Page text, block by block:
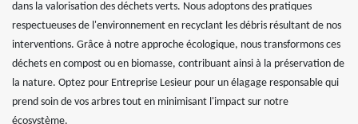
dans la valorisation des déchets verts. Nous adoptons des pratiques
respectueuses de l'environnement en recyclant les débris résultant de nos
interventions. Grâce à notre approche écologique, nous transformons ces
déchets en compost ou en biomasse, contribuant ainsi à la préservation de
la nature. Optez pour Entreprise Lesieur pour un élagage responsable qui
prend soin de vos arbres tout en minimisant l'impact sur notre
écosystème.